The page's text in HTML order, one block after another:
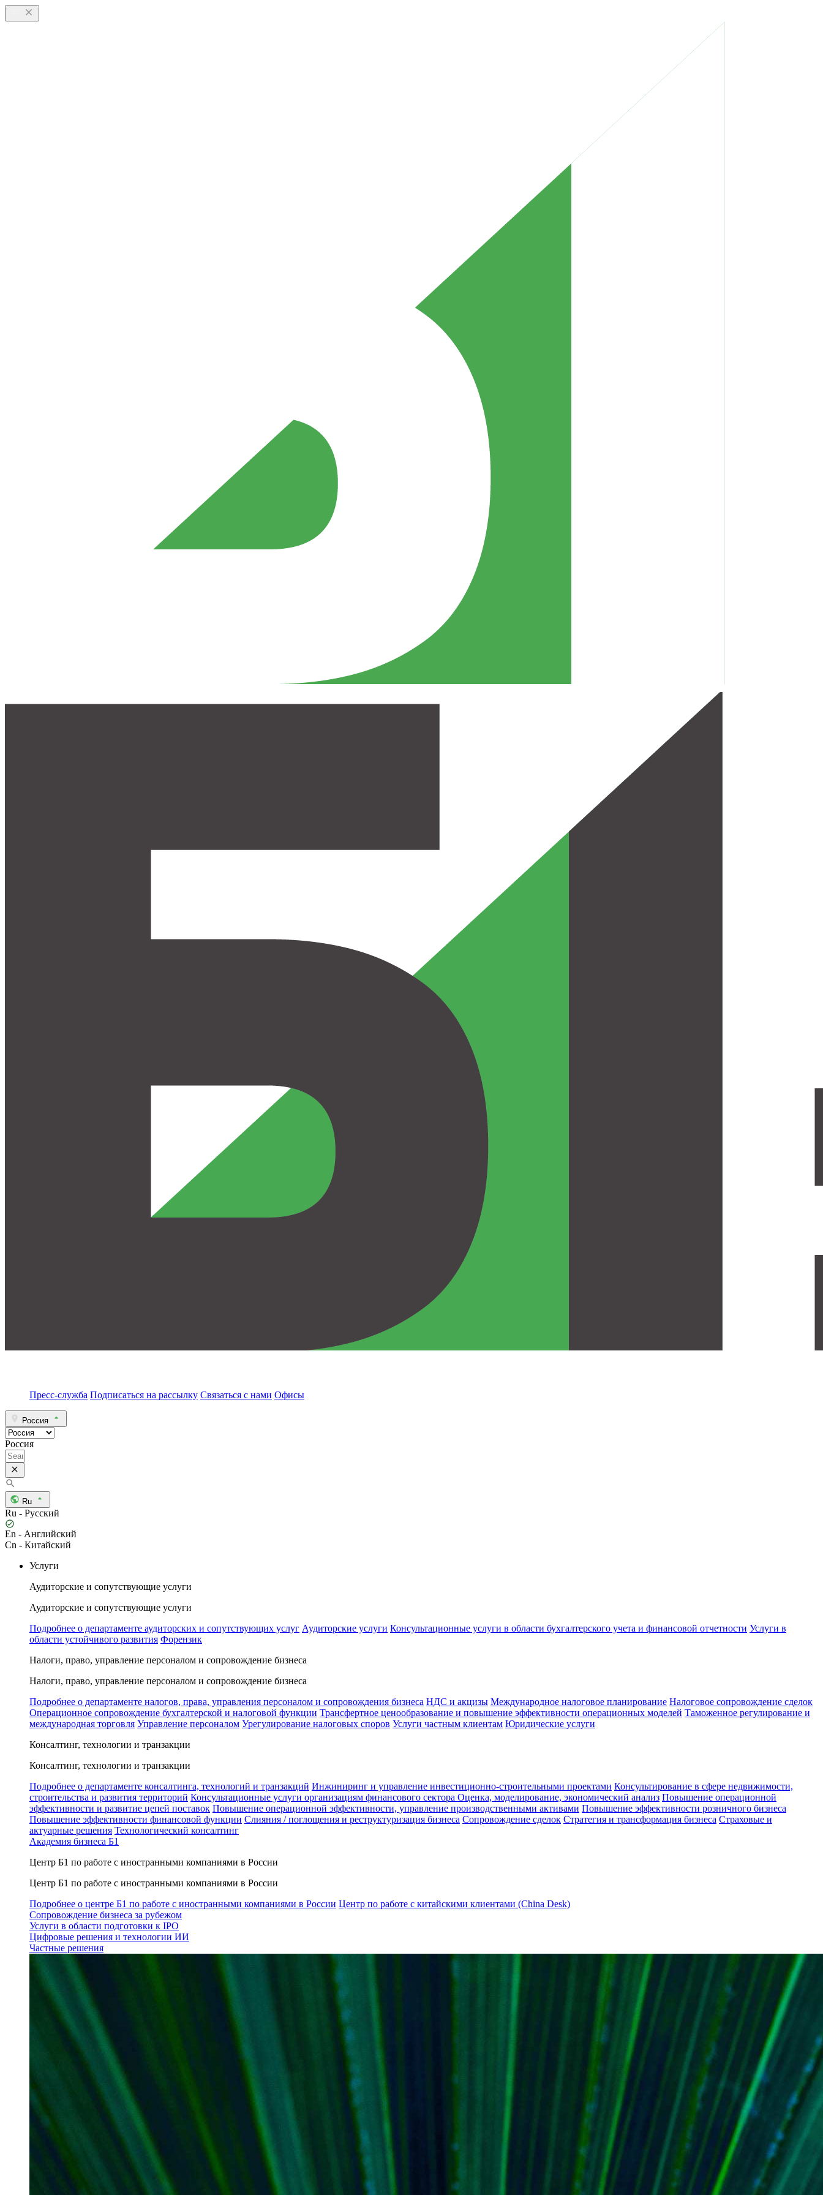
Пресс-служба Подписаться на рассылку Связаться с нами Офисы
Россия
Россия
Ru
Ru - Русский
En - Английский
Cn - Китайский
Услуги
Аудиторские и сопутствующие услуги
Аудиторские и сопутствующие услуги
Подробнее о департаменте аудиторских и сопутствующих услуг Аудиторские услуги Консультационные услуги в области бухгалтерского учета и финансовой отчетности Услуги в
области устойчивого развития Форензик
Налоги, право, управление персоналом и сопровождение бизнеса
Налоги, право, управление персоналом и сопровождение бизнеса
Подробнее о департаменте налогов, права, управления персоналом и сопровождения бизнеса НДС и акцизы Международное налоговое планирование Налоговое сопровождение сделок
Операционное сопровождение бухгалтерской и налоговой функции Трансфертное ценообразование и повышение эффективности операционных моделей Таможенное регулирование и
международная торговля Управление персоналом Урегулирование налоговых споров Услуги частным клиентам Юридические услуги
Консалтинг, технологии и транзакции
Консалтинг, технологии и транзакции
Подробнее о департаменте консалтинга, технологий и транзакций Инжиниринг и управление инвестиционно-строительными проектами Консультирование в сфере недвижимости,
строительства и развития территорий Консультационные услуги организациям финансового сектора Оценка, моделирование, экономический анализ Повышение операционной
эффективности и развитие цепей поставок Повышение операционной эффективности, управление производственными активами Повышение эффективности розничного бизнеса
Повышение эффективности финансовой функции Слияния / поглощения и реструктуризация бизнеса Сопровождение сделок Стратегия и трансформация бизнеса Страховые и
актуарные решения Технологический консалтинг
Академия бизнеса Б1
Центр Б1 по работе с иностранными компаниями в России
Центр Б1 по работе с иностранными компаниями в России
Подробнее о центре Б1 по работе с иностранными компаниями в России Центр по работе с китайскими клиентами (China Desk)
Сопровождение бизнеса за рубежом
Услуги в области подготовки к IPO
Цифровые решения и технологии ИИ
Частные решения